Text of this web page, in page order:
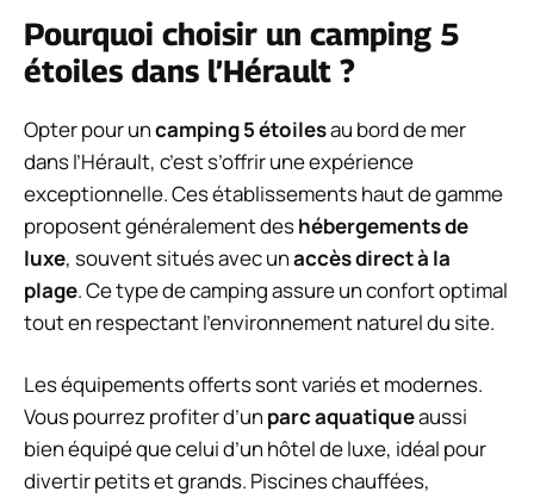
Pourquoi choisir un camping 5
étoiles dans l’Hérault ?
Opter pour uncamping 5 étoilesau bord de mer
dans l’Hérault, c’est s’offrir une expérience
exceptionnelle. Ces établissements haut de gamme
proposent généralement deshébergements de
luxe, souvent situés avec unaccès direct à la
plage. Ce type de camping assure un confort optimal
tout en respectant l’environnement naturel du site.
Les équipements offerts sont variés et modernes.
Vous pourrez profiter d’un parc aquatiqueaussi
bien équipé que celui d’un hôtel de luxe, idéal pour
divertir petits et grands. Piscines chauffées,